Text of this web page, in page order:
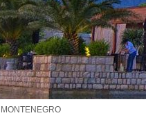
MONTENEGRO